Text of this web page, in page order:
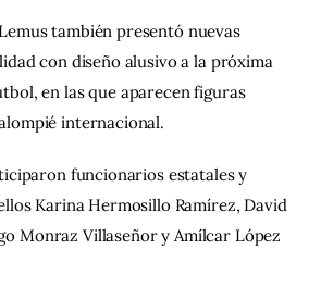
también presentó nuevas
con diseño alusivo a la próxima
en las que aparecen figuras
internacional.
funcionarios estatales y
Karina Hermosillo Ramírez, David
Monraz Villaseñor y Amílcar López